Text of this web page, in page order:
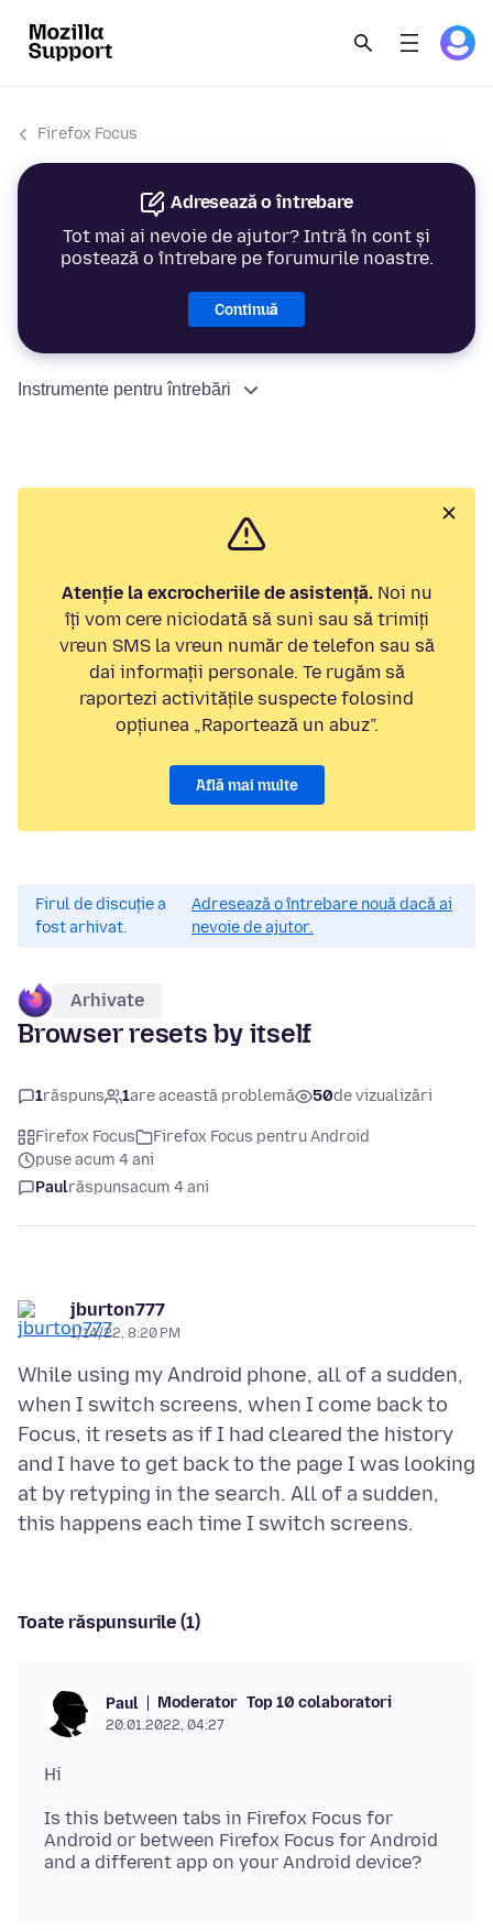
Firefox Focus
Adresează o întrebare
Tot mai ai nevoie de ajutor? Intră în cont și
postează o întrebare pe forumurile noastre.
Continuă
Instrumente pentru întrebări
Atenție la excrocheriile de asistență.Noi nu
îți vom cere niciodată să suni sau să trimiți
vreun SMS la vreun număr de telefon sau să
dai informații personale. Te rugăm să
raportezi activitățile suspecte folosind
opțiunea „Raportează un abuz”.
Află mai multe
Firul de discuție a
fost arhivat.
Adresează o întrebare nouă dacă ai
nevoie de ajutor.
Arhivate
Browser resets by itself
1răspuns 1are această problemă 50de vizualizări
Firefox Focus
Firefox Focus pentru Android
puse acum 4 ani
Paulrăspunsacum 4 ani
jburton777
1/14/22, 8:20 PM
While using my Android phone, all of a sudden,
when I switch screens, when I come back to
Focus, it resets as if I had cleared the history
and I have to get back to the page I was looking
at by retyping in the search. All of a sudden,
Toate răspunsurile (1)
Paul Moderator Top 10 colaboratori
20.01.2022, 04:27
Is this between tabs in Firefox Focus for
Android or between Firefox Focus for Android